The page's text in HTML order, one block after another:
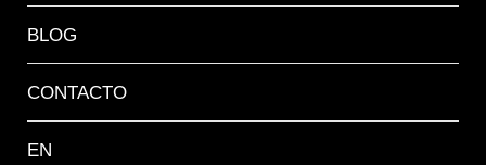
BLOG
CONTACTO
EN